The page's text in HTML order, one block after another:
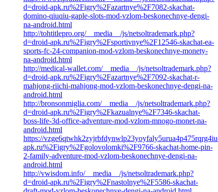
d=droid-apk.ru%2Figry%2Fazartnye%2F7082-skachat-
domino-qiuqiu-gaple-slots-mod-vzlom-beskonechnye-dengi-
na-android.html
http://tohtitlepro.org/__media__/js/netsoltrademark.php?
d=droid-apk.ru%2Figry%2Fsportivnye%2F12546-skachat-ea-
sports-fc-24-companion-mod-vzlom-beskonechnye-monety-
na-android.html
http://medical-wallet.com/__media__/js/netsoltrademark.php?
d=droid-apk.ru%2Figry%2Fazartnye%2F7092-skachat-r-
mahjong-riichi-mahjong-mod-vzlom-beskonechnye-dengi-na-
android.html
http://bronsonmiglia.com/__media__/js/netsoltrademark.php?
d=droid-apk.ru%2Figry%2Fkazualnye%2F7346-skachat-
boss-life-3d-office-adventure-mod-vzlom-mnogo-monet-na-
android.html
https://
apk.ru%2Figry%2Fgolovolomki%2F9766-skachat-home-pin-
2-family-adventure-mod-vzlom-beskonechnye-dengi-na-
android.html
http://vwisdom.info/__media__/js/netsoltrademark.php?
d=droid-apk.ru%2Figry%2Fnastolnye%2F5586-skachat-